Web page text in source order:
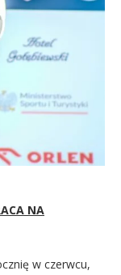
NA
w czerwcu,